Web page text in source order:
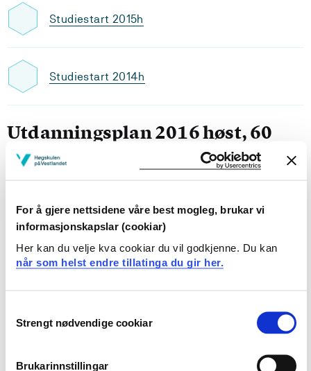
For å gjere nettsidene våre best mogleg, brukar vi
informasjonskapslar (cookiar)
Her kan du velje kva cookiar du vil godkjenne. Du kan
når som helst endre tillatinga du gir her.
Selection
Strengt nødvendige cookiar
Brukarinnstillingar
Studiestart 2015h
Studiestart 2014h
Utdanningsplan 2016 høst, 60
studiepoeng
PPU1
Leiing av læreprosessar - leiing av lærings-